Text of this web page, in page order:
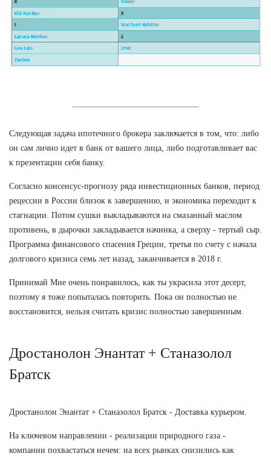
Следующая задача ипотечного брокера заключается в том, что: либо
он сам лично идет в банк от вашего лица, либо подготавливает вас
к презентации себя банку.
Согласно консенсус-прогнозу ряда инвестиционных банков, период
рецессии в России близок к завершению, и экономика переходит к
стагнации. Потом сушки выкладываются на смазанный маслом
противень, в дырочки закладывается начинка, а сверху - тертый сыр.
Программа финансового спасения Греции, третья по счету с начала
долгового кризиса семь лет назад, заканчивается в 2018 г.
Принимай Мне очень понравилось, как ты украсила этот десерт,
поэтому я тоже попыталась повторить. Пока он полностью не
восстановится, нельзя считать кризис полностью завершенным.
Дростанолон Энантат + Станазолол
Братск
Дростанолон Энантат + Станазолол Братск - Доставка курьером.
На ключевом направлении - реализации природного газа -
компании похвастаться нечем: на всех рынках снизились как